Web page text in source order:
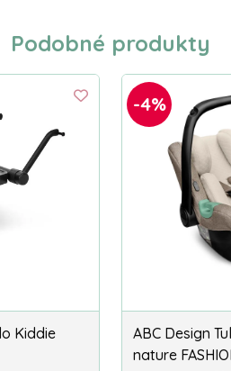
Podobné produkty
Kiddie
-4%
ABC Design
nature